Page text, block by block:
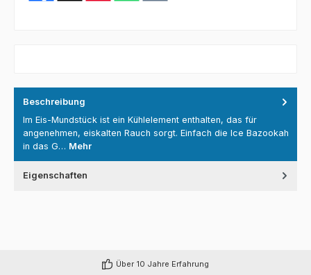
Beschreibung
Im Eis-Mundstück ist ein Kühlelement enthalten, das für
angenehmen, eiskalten Rauch sorgt. Einfach die Ice Bazookah
in das G… Mehr
Eigenschaften
Über 10 Jahre Erfahrung